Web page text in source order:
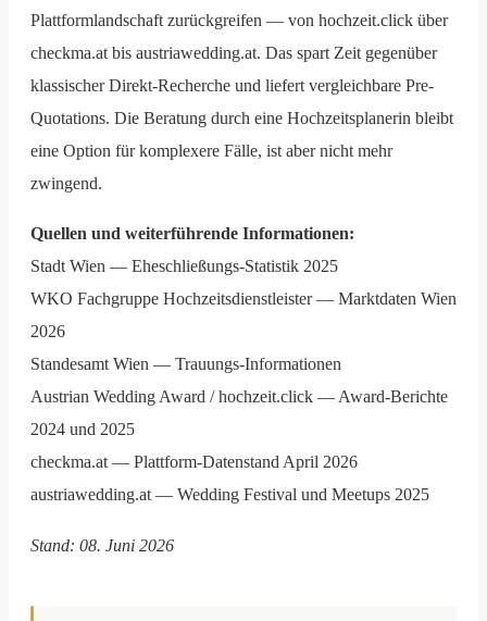
Plattformlandschaft zurückgreifen — von hochzeit.click über
checkma.at bis austriawedding.at. Das spart Zeit gegenüber
klassischer Direkt-Recherche und liefert vergleichbare Pre-
Quotations. Die Beratung durch eine Hochzeitsplanerin bleibt
eine Option für komplexere Fälle, ist aber nicht mehr
zwingend.
Quellen und weiterführende Informationen:
Stadt Wien — Eheschließungs-Statistik 2025
WKO Fachgruppe Hochzeitsdienstleister — Marktdaten Wien
2026
Standesamt Wien — Trauungs-Informationen
Austrian Wedding Award / hochzeit.click — Award-Berichte
2024 und 2025
checkma.at — Plattform-Datenstand April 2026
austriawedding.at — Wedding Festival und Meetups 2025
Stand: 08. Juni 2026